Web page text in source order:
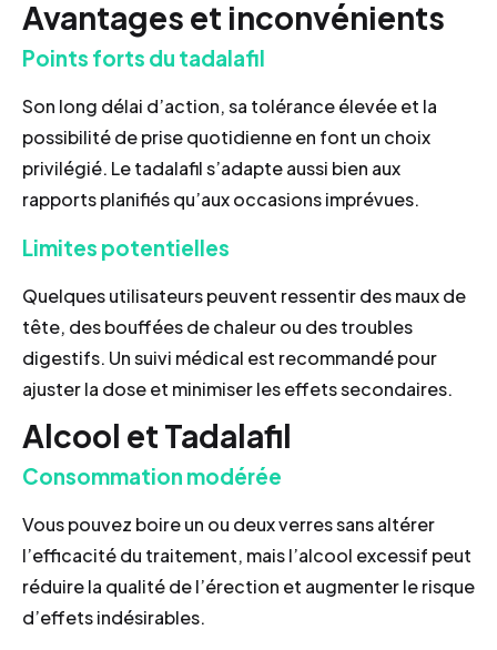
Avantages et inconvénients
Points forts du tadalafil
Son long délai d’action, sa tolérance élevée et la
possibilité de prise quotidienne en font un choix
privilégié. Le tadalafil s’adapte aussi bien aux
rapports planifiés qu’aux occasions imprévues.
Limites potentielles
Quelques utilisateurs peuvent ressentir des maux de
tête, des bouffées de chaleur ou des troubles
digestifs. Un suivi médical est recommandé pour
ajuster la dose et minimiser les effets secondaires.
Alcool et Tadalafil
Consommation modérée
Vous pouvez boire un ou deux verres sans altérer
l’efficacité du traitement, mais l’alcool excessif peut
réduire la qualité de l’érection et augmenter le risque
d’effets indésirables.